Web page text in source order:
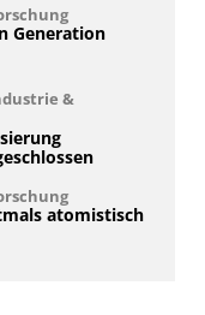
Generation
&
atomistisch